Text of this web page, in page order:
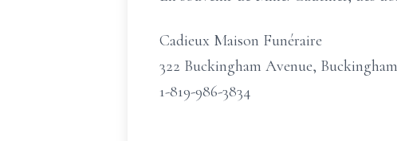
Cadieux Maison Funéraire
322 Buckingham Avenue,
1-819-986-3834